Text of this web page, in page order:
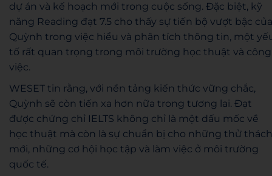
dự án và kế hoạch mới trong cuộc sống. Đặc biệt, kỹ
năng Reading đạt 7.5 cho thấy sự tiến bộ vượt bậc của
Quỳnh trong việc hiểu và phân tích thông tin, một
tố rất quan trọng trong môi trường học thuật và công
việc.
WESET tin rằng, với nền tảng kiến thức vững chắc,
Quỳnh sẽ còn tiến xa hơn nữa trong tương lai. Đạt
được chứng chỉ IELTS không chỉ là một dấu mốc về
học thuật mà còn là sự chuẩn bị cho những thử thách
mới, những cơ hội học tập và làm việc ở môi trường
quốc tế.